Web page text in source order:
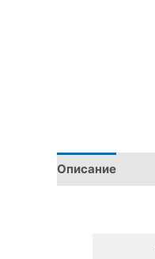
Описание